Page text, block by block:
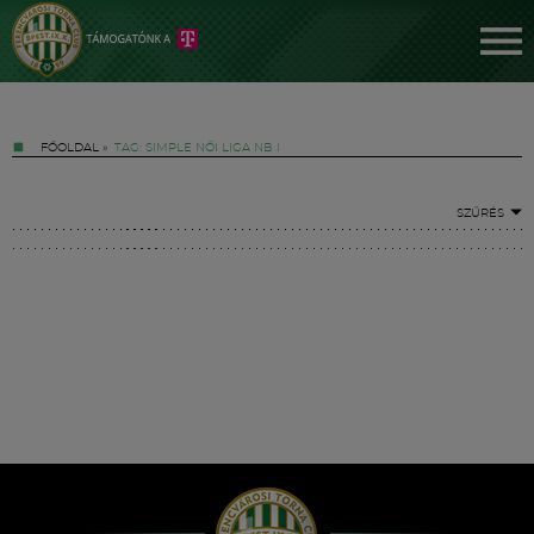
FŐOLDAL » TAG: SIMPLE NŐI LIGA NB I
SZŰRÉS
Hírek